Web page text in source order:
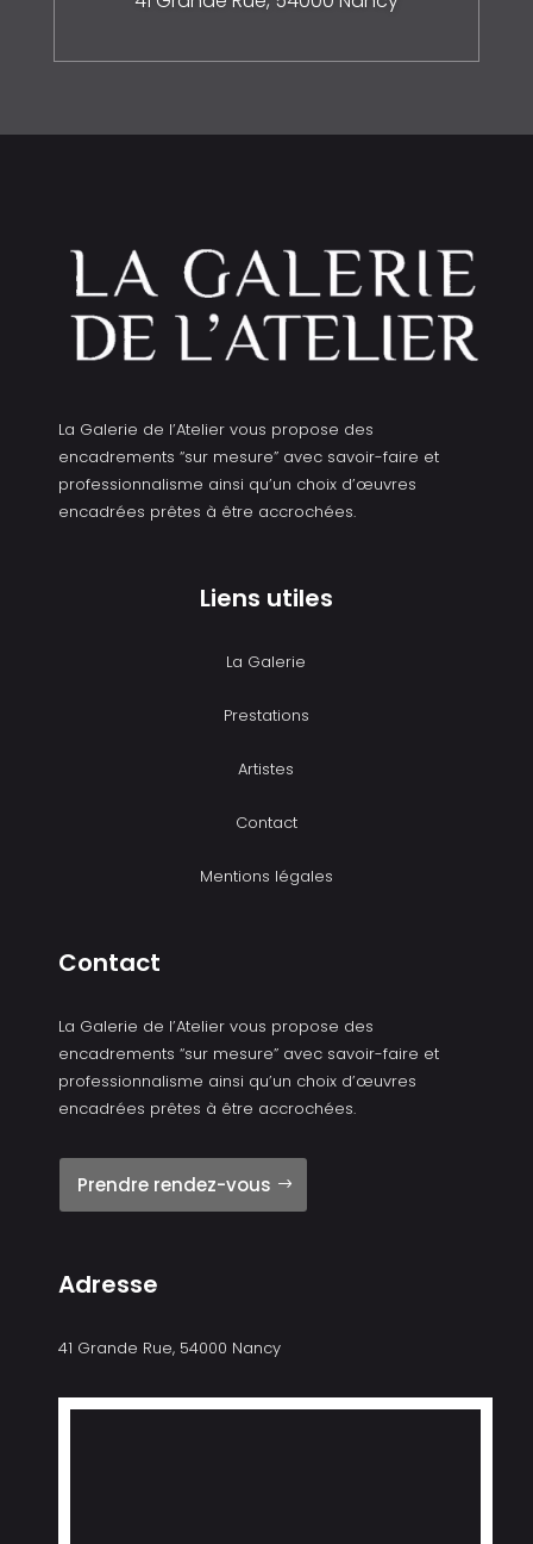
La Galerie de l’Atelier vous propose des
encadrements “sur mesure” avec savoir-faire et
professionnalisme ainsi qu’un choix d’œuvres
encadrées prêtes à être accrochées.
Liens utiles
La Galerie
Prestations
Artistes
Contact
Mentions légales
Contact
La Galerie de l’Atelier vous propose des
encadrements “sur mesure” avec savoir-faire et
professionnalisme ainsi qu’un choix d’œuvres
encadrées prêtes à être accrochées.
Prendre rendez-vous
Adresse
41 Grande Rue, 54000 Nancy